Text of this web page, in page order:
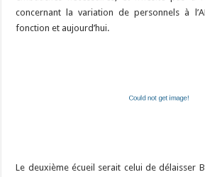
concernant la variation de personnels à
fonction et aujourd’hui.
Le deuxième écueil serait celui de délaisser